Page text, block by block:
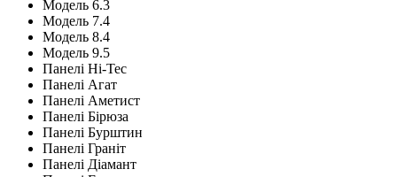
Модель 6.3
Модель 7.4
Модель 8.4
Модель 9.5
Панелі Hi-Tec
Панелі Агат
Панелі Аметист
Панелі Бірюза
Панелі Бурштин
Панелі Граніт
Панелі Діамант